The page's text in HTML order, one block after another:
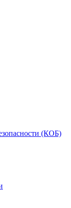
(КОБ)